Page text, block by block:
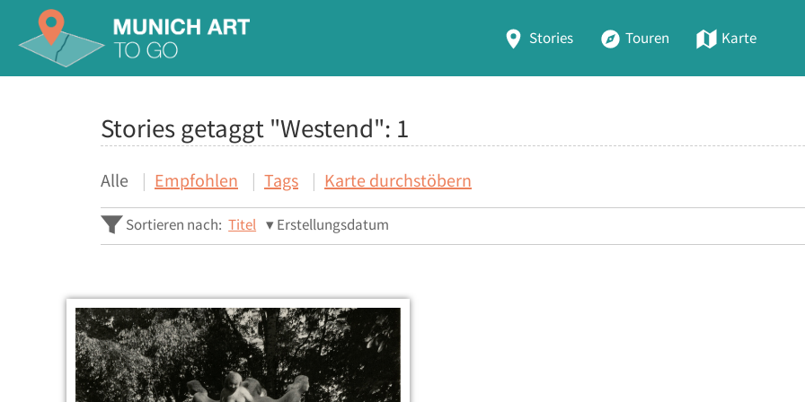
Stories Touren Karte
Stories getaggt "Westend": 1
Alle Empfohlen Tags Karte durchstöbern
Sortieren nach: Titel Erstellungsdatum